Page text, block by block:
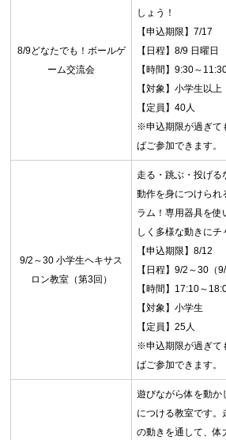
お問合せフォーム
目黒区 施設予約システム
8/9どなたでも！ボールゲ
ーム交流会
しょう！
【申込期限】7/17
【日程】8/9 日曜日
【時間】9:30～
【対象】小学生以上
【定員】40人
※申込期限が過ぎて
ばご参加できます。
9/2～30 小学生ヘキサス
ロン教室（第3回）
走る・跳ぶ・投げ
動作を身につけられ
ラム！専用器具を
しく多様な動きにチ
【申込期限】8/12
【日程】9/2～30（
【時間】17:10～
【対象】小学生
【定員】25人
※申込期限が過ぎて
ばご参加できます。
遊びながら体を動か
につける教室です
の動きを通して、体